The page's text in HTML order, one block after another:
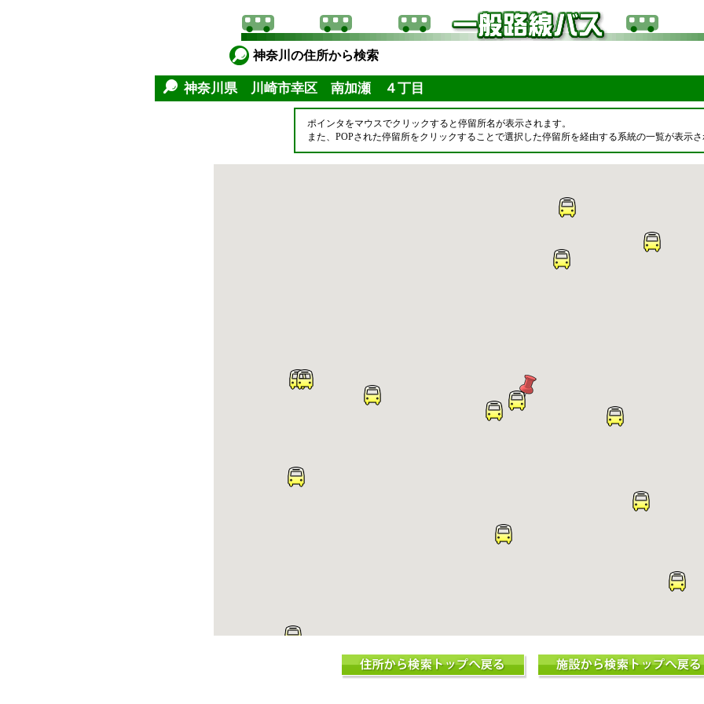
神奈川の住所から検索
神奈川県 川崎市幸区 南加瀬 ４丁目
ポインタをマウスでクリックすると停留所名が表示されます。
また、POPされた停留所をクリックすることで選択した停留所を経由する系統の一覧が表示